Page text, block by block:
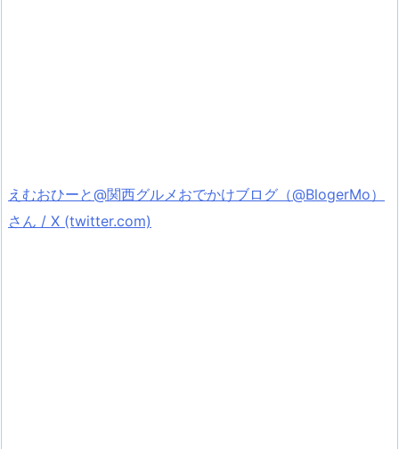
えむおひーと@関西グルメおでかけブログ（@BlogerMo）
さん / X (twitter.com)